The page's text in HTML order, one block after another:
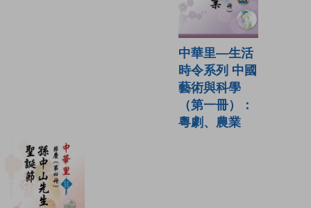
中華里—生活
時令系列 中國
藝術與科學
（第一冊）：
粵劇、農業